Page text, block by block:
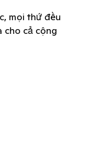
mọi thứ đều
cho cả cộng